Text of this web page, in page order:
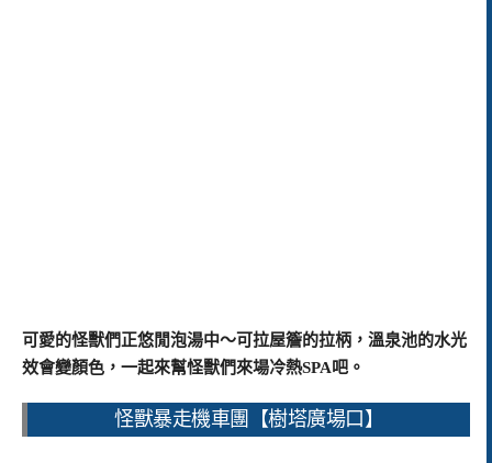
可愛的怪獸們正悠閒泡湯中～可拉屋簷的拉柄，溫泉池的水光
效會變顏色，一起來幫怪獸們來場冷熱SPA吧。
怪獸暴走機車團【樹塔廣場口】